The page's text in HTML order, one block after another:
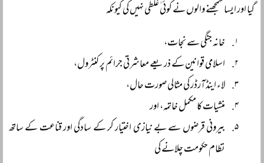
گیا اور ایسا سمجھنے والوں نے کوئی ٰغلطی نہیں کی کیونکہ
خانہ جنگی سے نجات،
اسلامی قوانین کے ذریعے معاشرتی جرائم پر کنٹرول،
لاء اینڈ آرڈر کی مثالی صورت حال،
منشیات کا مکمل خاتمہ، اور
بیرونی قرضوں سے بے نیازی اختیار کر کے سادگی اور قناعت کے ساتھ
نظام حکومت چلانے کی